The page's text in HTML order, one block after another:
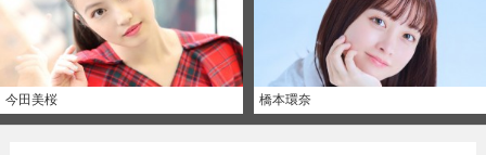
今田美桜 橋本環奈